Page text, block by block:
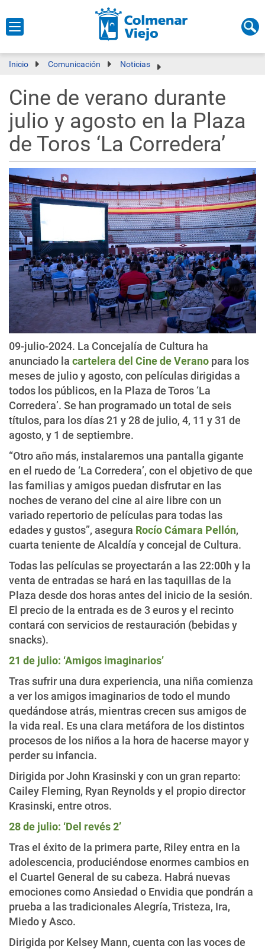
Inicio Comunicación Noticias
Cine de verano durante
julio y agosto en la Plaza
de Toros ‘La Corredera’
09-julio-2024. La Concejalía de Cultura ha
anunciado la cartelera del Cine de Verano para los
meses de julio y agosto, con películas dirigidas a
todos los públicos, en la Plaza de Toros ‘La
Corredera’. Se han programado un total de seis
títulos, para los días 21 y 28 de julio, 4, 11 y 31 de
agosto, y 1 de septiembre.
“Otro año más, instalaremos una pantalla gigante
en el ruedo de ‘La Corredera’, con el objetivo de que
las familias y amigos puedan disfrutar en las
noches de verano del cine al aire libre con un
variado repertorio de películas para todas las
edades y gustos”, asegura Rocío Cámara Pellón,
cuarta teniente de Alcaldía y concejal de Cultura.
Todas las películas se proyectarán a las 22:00h y la
venta de entradas se hará en las taquillas de la
Plaza desde dos horas antes del inicio de la sesión.
El precio de la entrada es de 3 euros y el recinto
contará con servicios de restauración (bebidas y
snacks).
21 de julio: ‘Amigos imaginarios’
Tras sufrir una dura experiencia, una niña comienza
a ver los amigos imaginarios de todo el mundo
quedándose atrás, mientras crecen sus amigos de
la vida real. Es una clara metáfora de los distintos
procesos de los niños a la hora de hacerse mayor y
perder su infancia.
Dirigida por John Krasinski y con un gran reparto:
Cailey Fleming, Ryan Reynolds y el propio director
Krasinski, entre otros.
28 de julio: ‘Del revés 2’
Tras el éxito de la primera parte, Riley entra en la
adolescencia, produciéndose enormes cambios en
el Cuartel General de su cabeza. Habrá nuevas
emociones como Ansiedad o Envidia que pondrán a
prueba a las tradicionales Alegría, Tristeza, Ira,
Miedo y Asco.
Dirigida por Kelsey Mann, cuenta con las voces de